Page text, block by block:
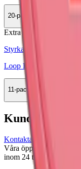
20-pack
Extra Stark
Styrka Extra Stark · Slim
Loop Red Chili Melon
11-pack
Kundservice
Kontakta oss
Våra öppettider är: Alla
inom 24 timmar på